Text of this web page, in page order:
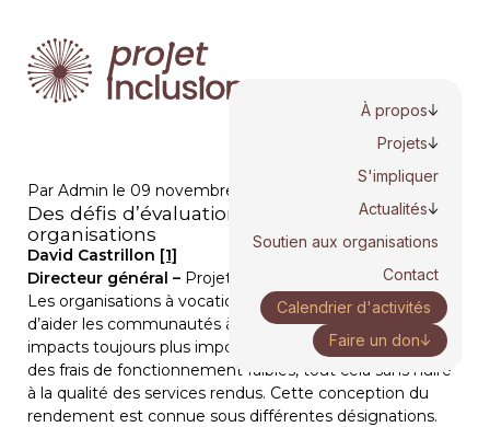
À propos
Projets
S'impliquer
Actualités
Soutien aux organisations
Contact
Calendrier d'activités
Faire un don
Par Admin le 09 novembre 2018
Des défis d’évaluation dans nos
organisations
David Castrillon [1]
Directeur général – Projet inclusion
Les organisations à vocation sociale, dont la mission est
d’aider les communautés à se développer, visent  des
impacts toujours plus importants tout en maintenant
des frais de fonctionnement faibles, tout cela sans nuire
à la qualité des services rendus. Cette conception du
rendement est connue sous différentes désignations.